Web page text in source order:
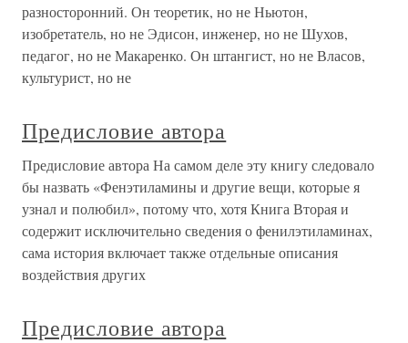
разносторонний. Он теоретик, но не Ньютон,
изобретатель, но не Эдисон, инженер, но не Шухов,
педагог, но не Макаренко. Он штангист, но не Власов,
культурист, но не
Предисловие автора
Предисловие автора На самом деле эту книгу следовало
бы назвать «Фенэтиламины и другие вещи, которые я
узнал и полюбил», потому что, хотя Книга Вторая и
содержит исключительно сведения о фенилэтиламинах,
сама история включает также отдельные описания
воздействия других
Предисловие автора